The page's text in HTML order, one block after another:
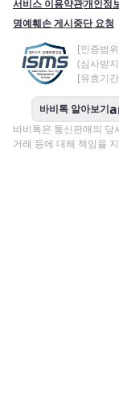
서비스 이용약관개인정
명예훼손 게시중단 요청
[인증범
(심사받
[유효기
바비톡 알아보기
바비톡은 통신판매의 당
거래 등에 대해 책임을